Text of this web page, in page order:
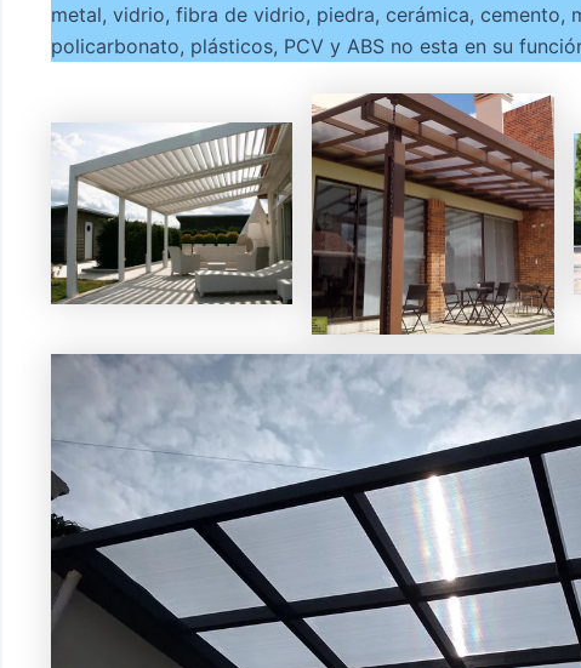
metal, vidrio, fibra de vidrio, piedra, cerámica, cemento,
policarbonato, plásticos, PCV y ABS no esta en su